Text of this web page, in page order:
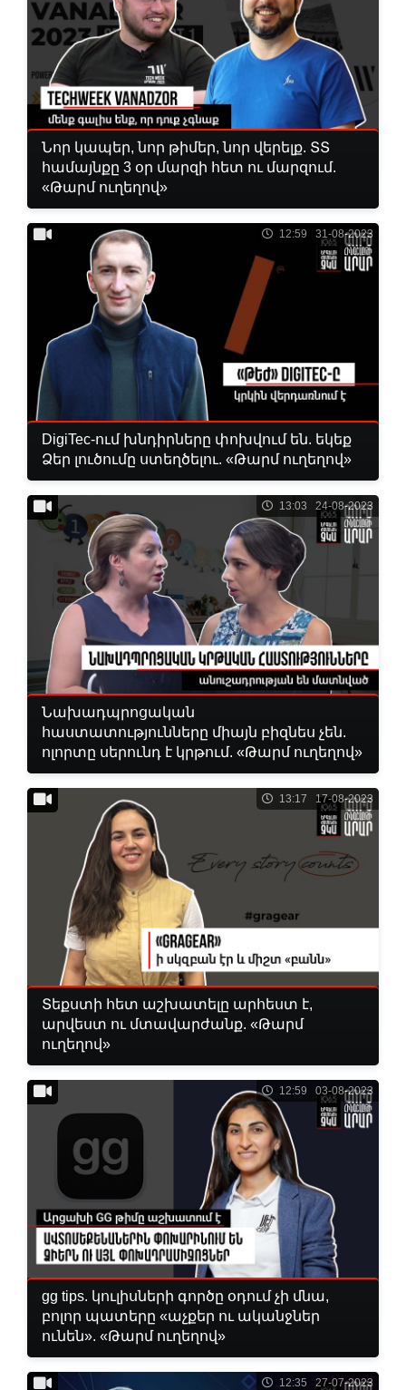
Նոր կապեր, նոր թիմեր, նոր վերելք. ՏՏ
համայնքը 3 օր մարզի հետ ու մարզում.
«Թարմ ուղեղով»
12:59 31-08-2023
DigiTec-ում խնդիրները փոխվում են. եկեք
Ձեր լուծումը ստեղծելու. «Թարմ ուղեղով»
13:03 24-08-2023
Նախադպրոցական
հաստատությունները միայն բիզնես չեն.
ոլորտը սերունդ է կրթում. «Թարմ ուղեղով»
13:17 17-08-2023
Տեքստի հետ աշխատելը արհեստ է,
արվեստ ու մտավարժանք. «Թարմ
ուղեղով»
12:59 03-08-2023
gg tips. կուլիսների գործը օդում չի մնա,
բոլոր պատերը «աչքեր ու ականջներ
ունեն». «Թարմ ուղեղով»
12:35 27-07-2023